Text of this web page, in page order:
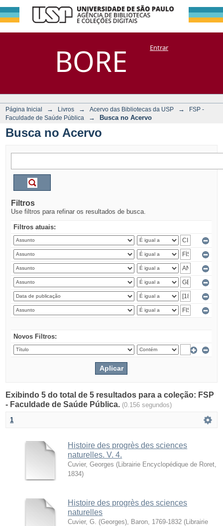
BORE
Busca no Acervo
DSpace/Manakin + CoriscoEntrar
Página Inicial → Livros → Acervo das Bibliotecas da USP →
FSP -
Faculdade de Saúde Pública
→ Busca no Acervo
Busca no Acervo
Filtros
Use filtros para refinar os resultados de busca.
Filtros atuais:
Novos Filtros:
Exibindo 5 do total de 5 resultados para a coleção: FSP
- Faculdade de Saúde Pública. (0.156 segundos)
1
Histoire des progrès des sciences
naturelles. V. 4.
Cuvier, Georges ( Librairie Encyclopédique de Roret
1834)
Histoire des progrès des sciences
naturelles
Cuvier, G. (Georges), Baron, 1769-1832 ( Librairie